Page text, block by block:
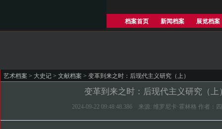
档案首页 新闻档案 展览档案
艺术档案 > 大史记 > 文献档案 > 变革到来之时：后现代主义研究（上）
变革到来之时：后现代主义研究（上
2024-09-22 09:48:48.386 来源: 维罗尼卡·霍林格 作者：